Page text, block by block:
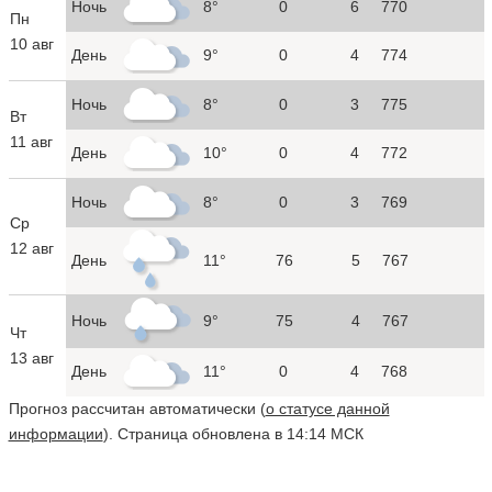
Пн
10 авг
Ночь 8° 0 6 770
День 9° 0 4 774
Вт
11 авг
Ночь 8° 0 3 775
День 10° 0 4 772
Ср
12 авг
Ночь 8° 0 3 769
День 11° 76 5 767
Чт
13 авг
Ночь 9° 75 4 767
День 11° 0 4 768
Прогноз рассчитан автоматически (о статусе данной
информации). Страница обновлена в 14:14 МСК